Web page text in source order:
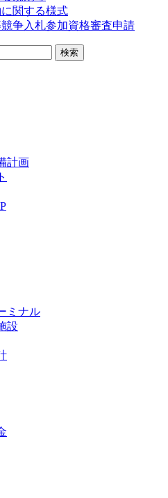
関する様式
争入札参加資格審査申請
計画
ミナル
設